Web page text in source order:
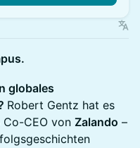
globales
Robert Gentz hat es
CEO von Zalando –